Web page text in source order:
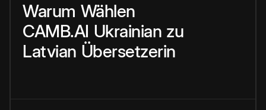
Warum Wählen
CAMB.AI Ukrainian zu
Latvian Übersetzerin